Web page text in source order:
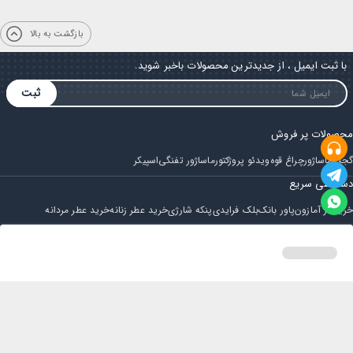
بازگشت به بالا
با ثبت ایمیل ، از جدیدترین محصولات باخبر شوید.
ثبت
محصولات پر فروش
گجتماساژورچراغ قوهویدئو پروژکتورماساژور تفنگیاسپیکر
دسترسی سریع
خرید از آمازونپاور بانکبلک فرایدیپنکه شارژیخرید عطر زنانهخرید عطر مردانه
مجله ایران باباحساب کاربری